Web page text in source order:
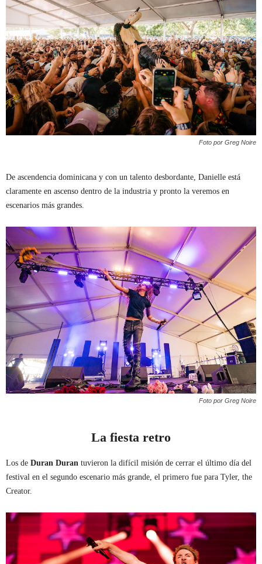
Foto por Greg Noire
De ascendencia dominicana y con un talento desbordante, Danielle está
claramente en ascenso dentro de la industria y pronto la veremos en
escenarios más grandes.
Foto por Greg Noire
La fiesta retro
Los de Duran Duran tuvieron la difícil misión de cerrar el último día del
festival en el segundo escenario más grande, el primero fue para Tyler, the
Creator.